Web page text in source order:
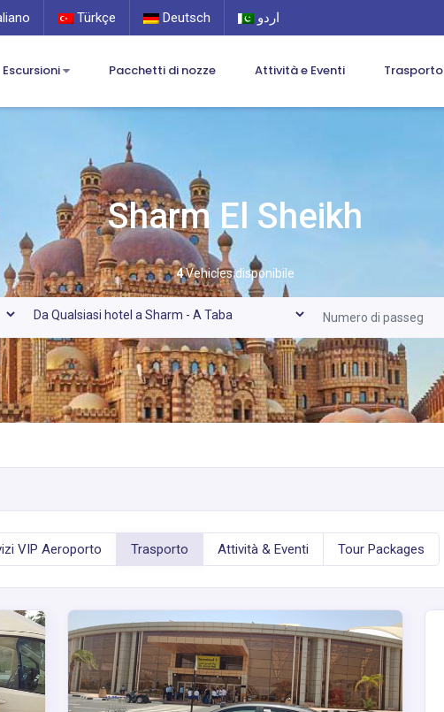
Türkçe Deutsch اردو
Escursioni Pacchetti di nozze Attività e Eventi Trasporto
Sharm El Sheikh
4Vehicles disponibile
VIP Aeroporto Trasporto Attività & Eventi Tour Packages